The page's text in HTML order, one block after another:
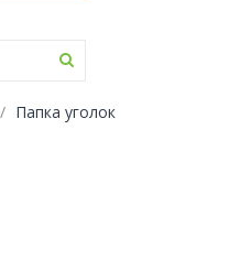
Папка уголок